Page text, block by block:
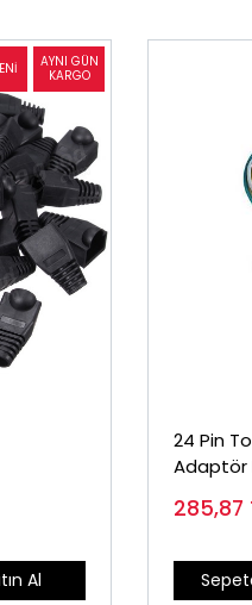
Al
24 Pin
Adaptör
285,87